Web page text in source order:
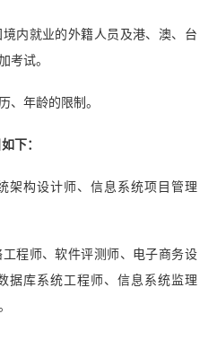
境内就业的外籍人员及港、澳、台
考试。
、年龄的限制。
下：
架构设计师、信息系统项目管理
程师、软件评测师、电子商务设
据库系统工程师、信息系统监理